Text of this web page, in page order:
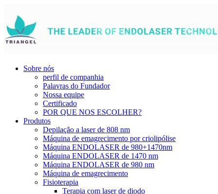
Sobre nós
perfil de companhia
Palavras do Fundador
Nossa equipe
Certificado
POR QUE NOS ESCOLHER?
Produtos
Depilação a laser de 808 nm
Máquina de emagrecimento por criolipólise
Máquina ENDOLASER de 980+1470nm
Máquina ENDOLASER de 1470 nm
Máquina ENDOLASER de 980 nm
Máquina de emagrecimento
Fisioterapia
Terapia com laser de diodo